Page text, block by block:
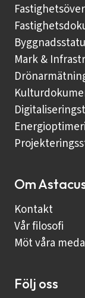
Mark &
Om
Kontakt
Vår filosofi
Möt våra
Följ oss